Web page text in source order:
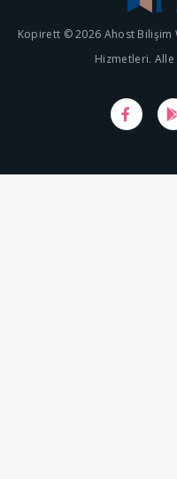
Kopirett © 2026 Ahost Bilişim
Hizmetleri.